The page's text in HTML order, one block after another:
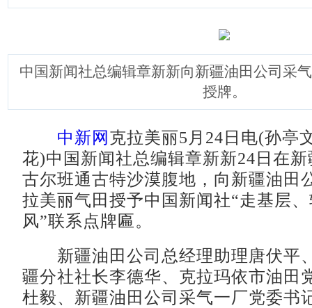
中国新闻社总编辑章新新向新疆油田公司采
授牌。
中新网 克拉美丽5月24日电(孙亭
花)中国新闻社总编辑章新新24日在
古尔班通古特沙漠腹地，向新疆油田
拉美丽气田授予中国新闻社“走基层
风”联系点牌匾。
新疆油田公司总经理助理唐伏平
疆分社社长李德华、克拉玛依市油田
杜毅、新疆油田公司采气一厂党委书